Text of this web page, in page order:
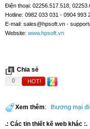
Điện thoại: 02256.517.518,
Hotline: 0982 033 031 - 0904 993
E-mail: sales@hpsoft.vn -
Website: www.hpsoft.vn
Chia sẻ
0
HOT!
Xem thêm: thương mại
.: Các tin thiết kế web khác :.